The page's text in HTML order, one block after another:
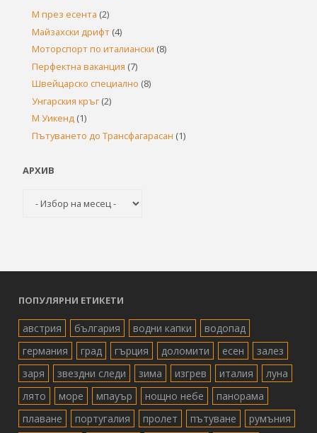
М през есента (2)
Майзахски дрифт (4)
Моторспорт по италиански (8)
Перфектна ваканция (7)
Швейцарско специално (8)
Унгарския кръг (2)
М Уикенд (1)
Пътуването до Трансфагарасан (1)
АРХИВ
ПОПУЛЯРНИ ЕТИКЕТИ
австрия българия водни капки
водопад
германия
град гърция доломити есен
залез
заря
звездни следи зима изгрев италия
луна
лято
море мпауър нощно небе
панорама
плаване
португалия пролет пътуване
румъния